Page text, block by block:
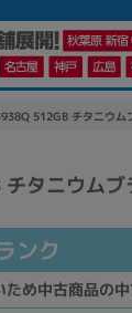
512GB チタニウム
ニウムブ
ンク
め中古商品の中
り込み